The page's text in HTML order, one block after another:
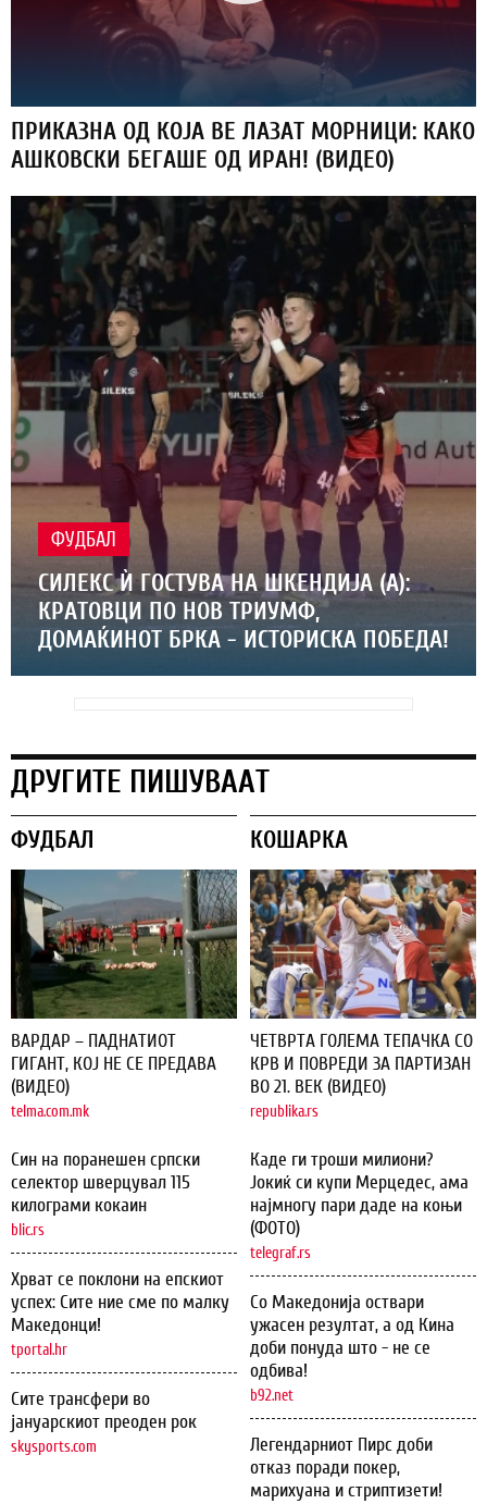
ПРИКАЗНА ОД КОЈА ВЕ ЛАЗАТ МОРНИЦИ: КАКО
АШКОВСКИ БЕГАШЕ ОД ИРАН! (ВИДЕО)
ФУДБАЛ
СИЛЕКС Ѝ ГОСТУВА НА ШКЕНДИЈА (А):
КРАТОВЦИ ПО НОВ ТРИУМФ,
ДОМАЌИНОТ БРКА - ИСТОРИСКА ПОБЕДА!
ДРУГИТЕ ПИШУВААТ
ФУДБАЛ
ВАРДАР – ПАДНАТИОТ
ГИГАНТ, КОЈ НЕ СЕ ПРЕДАВА
(ВИДЕО)
telma.com.mk
Син на поранешен српски
селектор шверцувал 115
килограми кокаин
blic.rs
Хрват се поклони на епскиот
успех: Сите ние сме по малку
Македонци!
tportal.hr
Сите трансфери во
јануарскиот преоден рок
skysports.com
КОШАРКА
ЧЕТВРТА ГОЛЕМА ТЕПАЧКА СО
КРВ И ПОВРЕДИ ЗА ПАРТИЗАН
ВО 21. ВЕК (ВИДЕО)
republika.rs
Каде ги троши милиони?
Јокиќ си купи Мерцедес, ама
најмногу пари даде на коњи
(ФОТО)
telegraf.rs
Со Македонија оствари
ужасен резултат, а од Кина
доби понуда што - не се
одбива!
b92.net
Легендарниот Пирс доби
отказ поради покер,
марихуана и стриптизети!